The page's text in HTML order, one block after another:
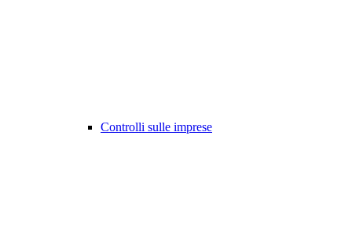
Controlli sulle imprese